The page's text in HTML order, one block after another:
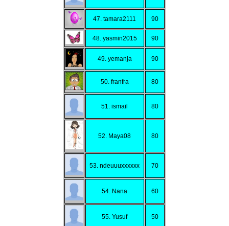
47. tamara2111 90
48. yasmin2015 90
49. yemanja 90
50. franfra 80
51. ismail 80
52. Maya08 80
53. ndeuuuxxxxxx 70
54. Nana 60
55. Yusuf 50